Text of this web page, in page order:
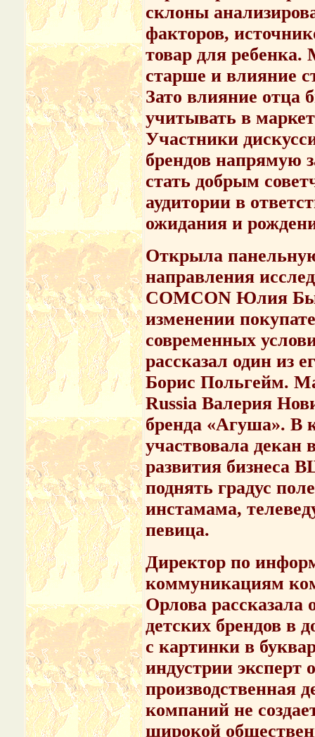
склоны
факторов,
товар для ребенка.
старше и влияние
Зато влияние отца
учитывать в
Участники
брендов напрямую
стать добрым
аудитории в
ожидания и
Открыла
направления
COMCON Юлия
изменении
современных
рассказал один из
Борис Польгейм.
Russia Валерия
бренда «Агуша». В
участвовала
развития бизнеса
поднять градус
инстамама,
певица.
Директор по
коммуникациям
Орлова рассказала
детских брендов в
с картинки в
индустрии эксперт
производственная
компаний не
широкой